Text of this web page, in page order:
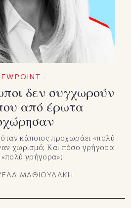
δεν συγχωρούν
από έρωτα
όταν κάποιος προχωράει «πολύ
χωρισμό; Και πόσο γρήγορα
«πολύ γρήγορα»;
ΜΑΘΙΟΥΔΑΚΗ